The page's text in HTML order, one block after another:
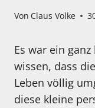
Von Claus Volke
Es war ein
wissen, dass
Leben völlig
diese kleine